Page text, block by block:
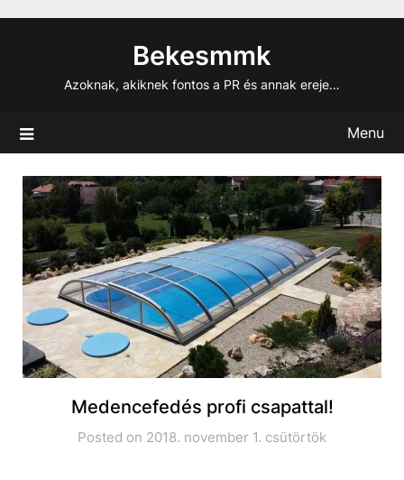
Bekesmmk
Azoknak, akiknek fontos a PR és annak ereje…
Menu
Medencefedés profi csapattal!
Posted on 2018. november 1. csütörtök